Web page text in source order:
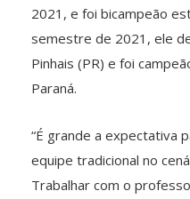
2021, e foi bicampeão
semestre de 2021, ele
Pinhais (PR) e foi
Paraná.
“É grande a expectativa
equipe tradicional no
Trabalhar com o